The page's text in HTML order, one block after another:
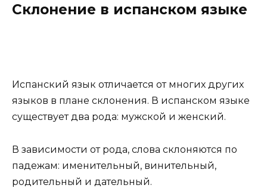
Склонение в испанском языке
Испанский язык отличается от многих других
языков в плане склонения. В испанском языке
существует два рода: мужской и женский.
В зависимости от рода, слова склоняются по
падежам: именительный, винительный,
родительный и дательный.